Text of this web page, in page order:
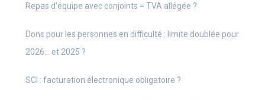
Repas d’équipe avec conjoints = TVA allégée ?
Dons pour les personnes en difficulté : limite doublée pour
2026… et 2025 ?
SCI : facturation électronique obligatoire ?